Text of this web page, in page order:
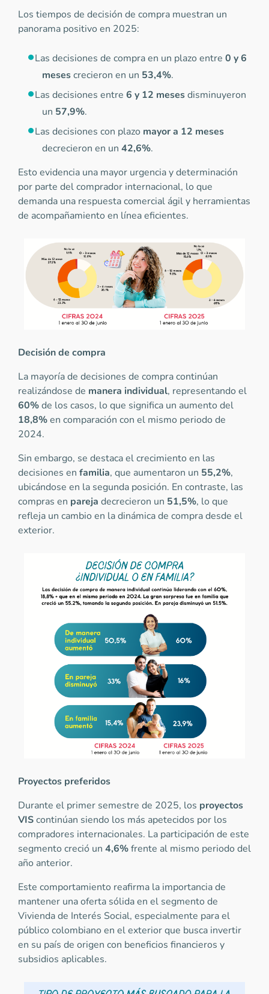
Los tiempos de decisión de compra muestran un
panorama positivo en 2025:
Las decisiones de compra en un plazo entre 0 y 6
mesescrecieron en un 53,4%.
Las decisiones entre 6 y 12 mesesdisminuyeron
un 57,9%.
Las decisiones con plazo mayor a 12 meses
decrecieron en un 42,6%.
Esto evidencia una mayor urgencia y determinación
por parte del comprador internacional, lo que
demanda una respuesta comercial ágil y herramientas
de acompañamiento en línea eficientes.
Decisión de compra
La mayoría de decisiones de compra continúan
realizándose de manera individual, representando el
60%de los casos, lo que significa un aumento del
18,8%en comparación con el mismo periodo de
2024.
Sin embargo, se destaca el crecimiento en las
decisiones en familia, que aumentaron un 55,2%,
ubicándose en la segunda posición. En contraste, las
compras en pareja decrecieron un 51,5%, lo que
refleja un cambio en la dinámica de compra desde el
exterior.
Proyectos preferidos
Durante el primer semestre de 2025, los proyectos
VIScontinúan siendo los más apetecidos por los
compradores internacionales. La participación de este
segmento creció un 4,6%frente al mismo periodo del
año anterior.
Este comportamiento reafirma la importancia de
mantener una oferta sólida en el segmento de
Vivienda de Interés Social, especialmente para el
público colombiano en el exterior que busca invertir
en su país de origen con beneficios financieros y
subsidios aplicables.